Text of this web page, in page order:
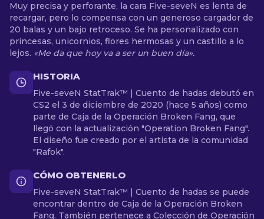
Muy precisa y perforante, la cara Five-seveN es lenta de
recargar, pero lo compensa con un generoso cargador de
20 balas y un bajo retroceso. Se ha personalizado con
princesas, unicornios, flores hermosas y un castillo a lo
lejos. «Me da que hoy va a ser un buen día».
HISTORIA
Five-seveN StatTrak™ | Cuento de hadas debutó en
CS2 el 3 de diciembre de 2020 (hace 5 años) como
parte de Caja de la Operación Broken Fang, que
llegó con la actualización "Operation Broken Fang".
El diseño fue creado por el artista de la comunidad
"Rafok".
CÓMO OBTENERLO
Five-seveN StatTrak™ | Cuento de hadas se puede
encontrar dentro de Caja de la Operación Broken
Fang. También pertenece a Colección de Operación